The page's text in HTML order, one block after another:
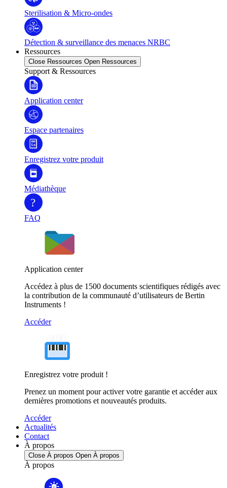
Sterilisation & Micro-ondes
Détection & surveillance des menaces NRBC
Ressources
Close Ressources Open Ressources
Support & Ressources
Application center
Espace partenaires
Enregistrez votre produit
Médiathèque
?
FAQ
Application center
Accédez à plus de 1500 documents scientifiques rédigés avec
la contribution de la communauté d’utilisateurs de Bertin
Instruments !
Accéder
Enregistrez votre produit !
Prenez un moment pour activer votre garantie et accéder aux
dernières promotions et nouveautés produits.
Accéder
Actualités
Contact
À propos
Close À propos Open À propos
À propos